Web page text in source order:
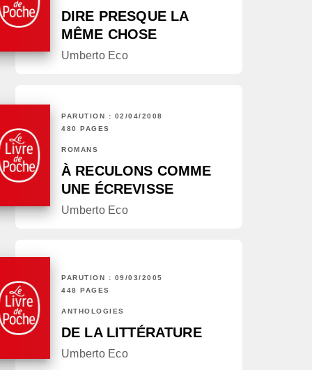
DIRE PRESQUE LA
MÊME CHOSE
Umberto Eco
PARUTION : 02/04/2008
480 PAGES
ROMANS
À RECULONS COMME
UNE ÉCREVISSE
Umberto Eco
PARUTION : 09/03/2005
448 PAGES
ANTHOLOGIES
DE LA LITTÉRATURE
Umberto Eco